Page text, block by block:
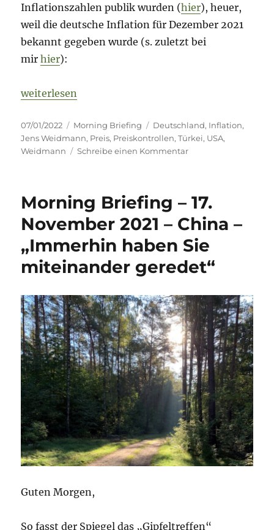
Inflationszahlen publik wurden (hier), heuer,
weil die deutsche Inflation für Dezember 2021
bekannt gegeben wurde (s. zuletzt bei
mirhier):
„Morning Briefing – 7. Januar 2022 – Inflation –
weiterlesen
Veröffentlicht
am
07/01/2022 Kategorien
Morning Briefing Schlagwörter
Deutschland, Inflation,
Jens Weidmann, Preis, Preiskontrollen,Türkei, USA,
Weidmann
Schreibe einen Kommentarzu
7.
Januar
2022
–
Inflation
–
Preiskontrollen
als
Lösung…
Morning Briefing – 17.
November 2021 – China –
„Immerhin haben Sie
miteinander geredet“
Guten Morgen,
So fasst der Spiegel das „Gipfeltreffen“